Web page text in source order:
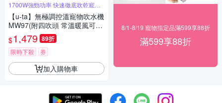
1700W強勁功率 快速徹底吹乾寵物
【u-ta】無極調控溫寵物吹水機
MW97(附四吹頭 常溫暖風可調
寵物烘乾 寵物吹毛)
$1,479 89折
限時下殺 券
加入購物車
8/1-8/19 寵物指定品滿599享88折
滿599享88折